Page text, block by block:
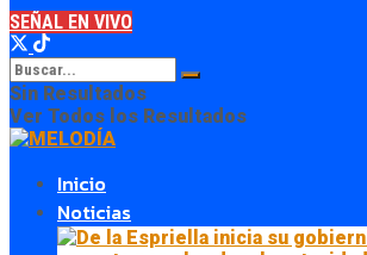
SEÑAL EN VIVO
Sin Resultados
Ver Todos los Resultados
Inicio
Noticias